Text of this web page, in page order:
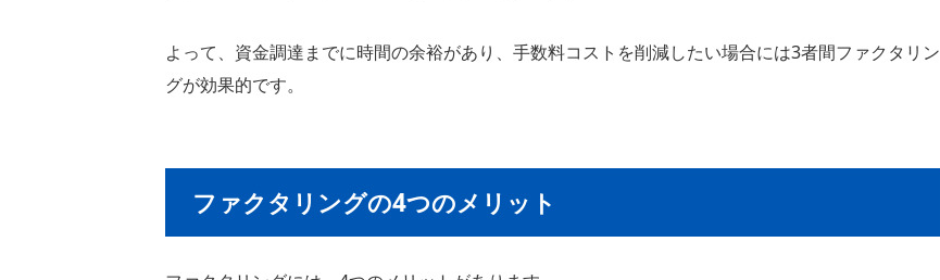
よって、資金調達までに時間の余裕があり、手数料コストを削減したい場合には3者間ファクタリン
グが効果的です。
ファクタリングの4つのメリット